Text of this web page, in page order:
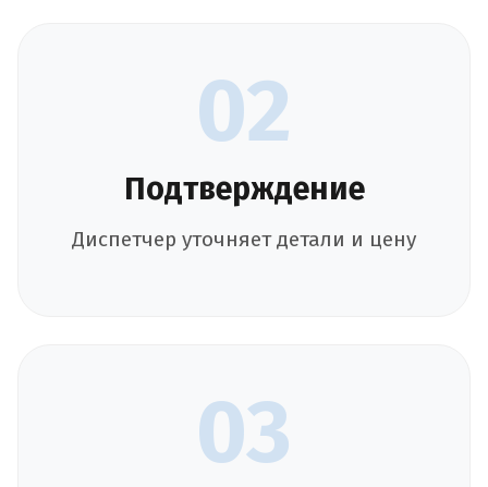
02
Подтверждение
Диспетчер уточняет детали и цену
03